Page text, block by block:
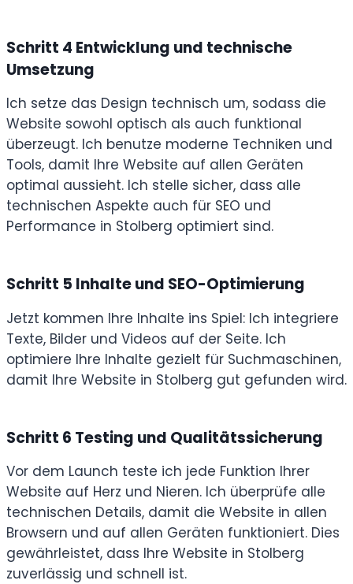
Schritt 4 Entwicklung und technische
Umsetzung
Ich setze das Design technisch um, sodass die
Website sowohl optisch als auch funktional
überzeugt. Ich benutze moderne Techniken und
Tools, damit Ihre Website auf allen Geräten
optimal aussieht. Ich stelle sicher, dass alle
technischen Aspekte auch für SEO und
Performance in Stolberg optimiert sind.
Schritt 5 Inhalte und SEO-Optimierung
Jetzt kommen Ihre Inhalte ins Spiel: Ich integriere
Texte, Bilder und Videos auf der Seite. Ich
optimiere Ihre Inhalte gezielt für Suchmaschinen,
damit Ihre Website in Stolberg gut gefunden wird.
Schritt 6 Testing und Qualitätssicherung
Vor dem Launch teste ich jede Funktion Ihrer
Website auf Herz und Nieren. Ich überprüfe alle
technischen Details, damit die Website in allen
Browsern und auf allen Geräten funktioniert. Dies
gewährleistet, dass Ihre Website in Stolberg
zuverlässig und schnell ist.